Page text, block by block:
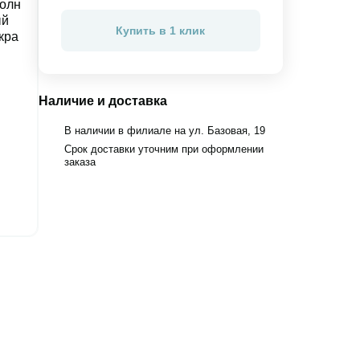
Купить в 1 клик
Наличие и доставка
В наличии в филиале на ул. Базовая, 19
Срок доставки уточним при оформлении
заказа